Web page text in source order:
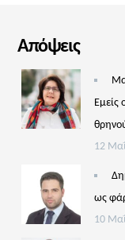
Απόψεις
Εμείς
12
ως
10